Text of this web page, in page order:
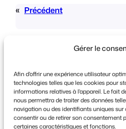
Gérer le
Afin d'offrir une expérience utilisateur
technologies telles que les cookies pour
informations relatives à l'appareil. Le fait
nous permettra de traiter des données
navigation ou des identifiants uniques sur
consentir ou de retirer son consentement
certaines caractéristiques et fonctions.
« Précédent
Copyright © 2026
réservés.